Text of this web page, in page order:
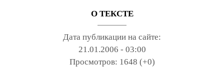
О ТЕКСТЕ
Дата публикации на сайте:
21.01.2006 - 03:00
Просмотров: 1648 (+0)